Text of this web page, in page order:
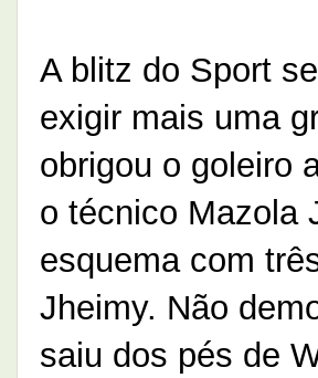
A blitz do Sport
exigir mais uma
obrigou o goleiro
o técnico Mazola
esquema com
Jheimy. Não
saiu dos pés de